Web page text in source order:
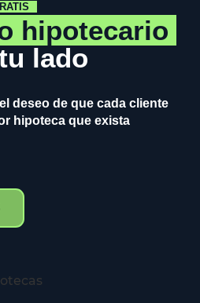
hipotecario
lado
deseo de que cada cliente
hipoteca que exista